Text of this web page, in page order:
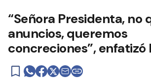
“Señora Presidenta, no
anuncios, queremos
concreciones”, enfatizó